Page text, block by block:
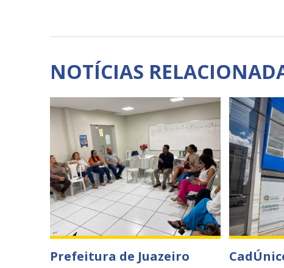
NOTÍCIAS
Prefeitura de Juazeiro